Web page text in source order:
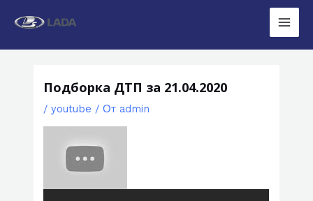
Main
Подборка ДТП за 21.04.2020
/youtube / От admin